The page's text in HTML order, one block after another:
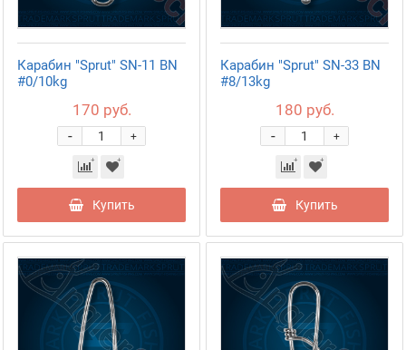
Карабин "Sprut" SN-11 BN
#0/10kg
170 руб.
+
-
Купить
Карабин "Sprut" SN-33 BN
#8/13kg
180 руб.
+
-
Купить